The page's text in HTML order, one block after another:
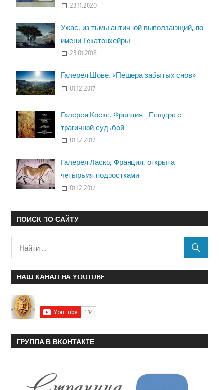
23.11.2020
Ужас, из тьмы античной выползающий, по
имени Гекатонхейры
23.01.2018
Галерея Шове. «Пещера забытых снов»
01.12.2017
Галерея Коске, Франция : Пещера с
трагичной судьбой
01.12.2017
Галерея Ласко, Франция, открыта
четырьмя подростками
01.12.2017
ПОИСК ПО САЙТУ
НАШ КАНАЛ НА YOUTUBE
ГРУППА В ВКОНТАКТЕ